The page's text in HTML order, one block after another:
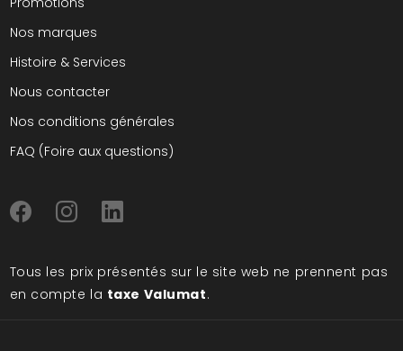
Nos marques
Histoire & Services
Nous contacter
Nos conditions générales
FAQ (Foire aux questions)
Tous les prix présentés sur le site web ne prennent pas
en compte la taxe Valumat.